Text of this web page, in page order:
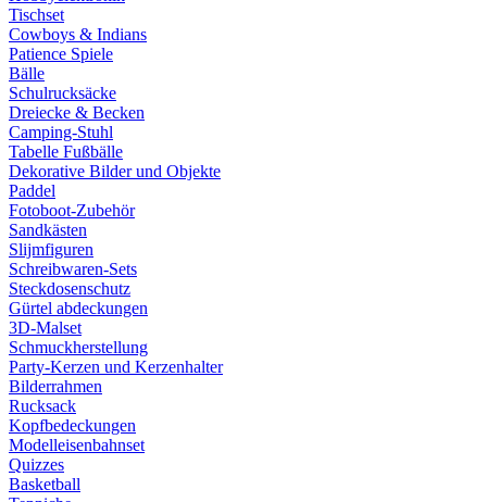
Tischset
Cowboys & Indians
Patience Spiele
Bälle
Schulrucksäcke
Dreiecke & Becken
Camping-Stuhl
Tabelle Fußbälle
Dekorative Bilder und Objekte
Paddel
Fotoboot-Zubehör
Sandkästen
Slijmfiguren
Schreibwaren-Sets
Steckdosenschutz
Gürtel abdeckungen
3D-Malset
Schmuckherstellung
Party-Kerzen und Kerzenhalter
Bilderrahmen
Rucksack
Kopfbedeckungen
Modelleisenbahnset
Quizzes
Basketball